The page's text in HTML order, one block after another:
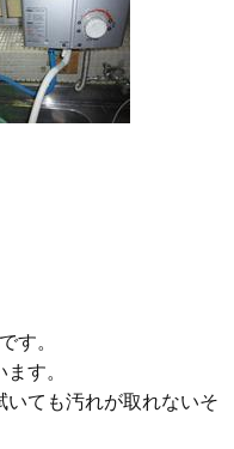
す。
す。
ても汚れが取れないそ